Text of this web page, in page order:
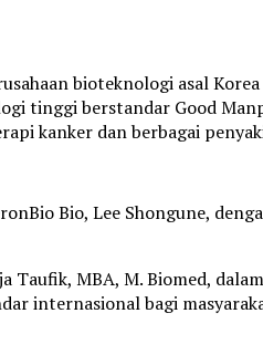
bioteknologi asal
tinggi berstandar Good
kanker dan berbagai
Bio, Lee Shongune,
Taufik, MBA, M. Biomed,
internasional bagi